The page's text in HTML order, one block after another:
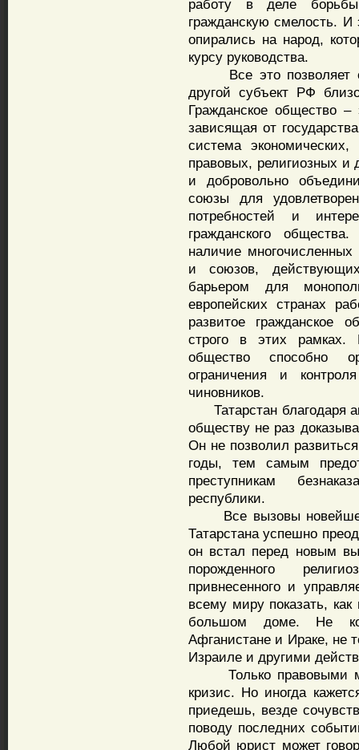
работу в деле
гражданскую смелость.
опирались на народ,
курсу руководства.
Все это позволяет
другой субъект РФ
Гражданское общество –
зависящая от
система
правовых, религиозных и
и добровольно
союзы для
потребностей и
гражданского
наличие
и союзов,
барьером для
европейских странах
развитое гражданское
строго в этих рамках.
общество способно
ограничения и
чиновников.
Татарстан благодаря
обществу не раз
Он не позволил
годы, тем самым
преступникам
республики.
Все вызовы новейшей
Татарстана успешно
он встал перед новым
порожденного
привнесенного и
всему миру показать,
большом доме. Не
Афганистане и Ираке, не
Израиле и другими
Только правовыми
кризис. Но иногда
приедешь, везде
поводу последних
Любой юрист может